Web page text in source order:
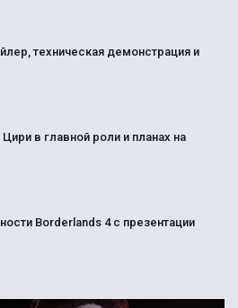
техническая демонстрация и
в главной роли и планах на
Borderlands 4 с презентации